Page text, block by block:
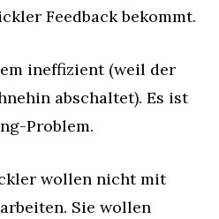
Feedback bekommt.
ineffizient (weil der
abschaltet). Es ist
Problem.
wollen nicht mit
Sie wollen